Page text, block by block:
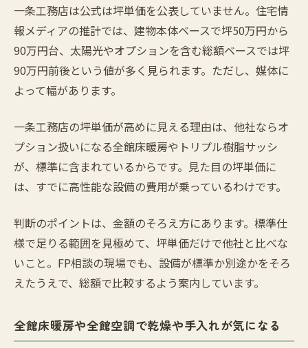
一条工務店は公式は坪単価を公表していません。住宅情
報メディアの推計では、建物本体ベースで坪50万円から
90万円台、太陽光やオプションを含む総額ベースでは坪
90万円前後という値が多く見られます。ただし、媒体に
よって幅があります。
一条工務店の坪単価が高めに見える理由は、他社ならオ
プション扱いになる全館床暖房やトリプル樹脂サッシ
が、標準に含まれているからです。見た目の坪単価に
は、すでに高性能な設備の費用が乗っているわけです。
判断のポイントは、金額のそろえ方にあります。標準仕
様で足りる範囲を見極めて、坪単価だけで他社と比べな
いこと。FP相談の現場でも、設備が標準か別途かをそろ
えたうえで、総額で比較するよう案内しています。
全館床暖房や全館空調で乾燥や手入れが気になる